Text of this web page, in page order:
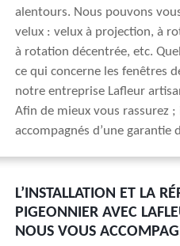
alentours. Nous pouvons
velux : velux à projection, à
à rotation décentrée, etc.
ce qui concerne les fenêtres
notre entreprise Lafleur
Afin de mieux vous rassurez
accompagnés d’une garantie
L’INSTALLATION ET LA
PIGEONNIER AVEC
NOUS VOUS